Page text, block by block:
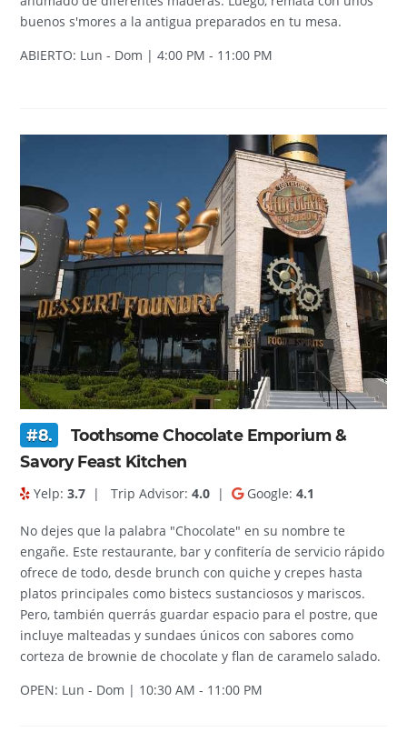
buenos s'mores a la antigua preparados en tu mesa.
ABIERTO: Lun - Dom | 4:00 PM - 11:00 PM
#8.
Toothsome Chocolate Emporium &
Savory Feast Kitchen
Yelp:3.7 | Trip Advisor:4.0 | Google:4.1
No dejes que la palabra "Chocolate" en su nombre te
engañe. Este restaurante, bar y confitería de servicio rápido
ofrece de todo, desde brunch con quiche y crepes hasta
platos principales como bistecs sustanciosos y mariscos.
Pero, también querrás guardar espacio para el postre, que
incluye malteadas y sundaes únicos con sabores como
corteza de brownie de chocolate y flan de caramelo salado.
OPEN: Lun - Dom | 10:30 AM - 11:00 PM